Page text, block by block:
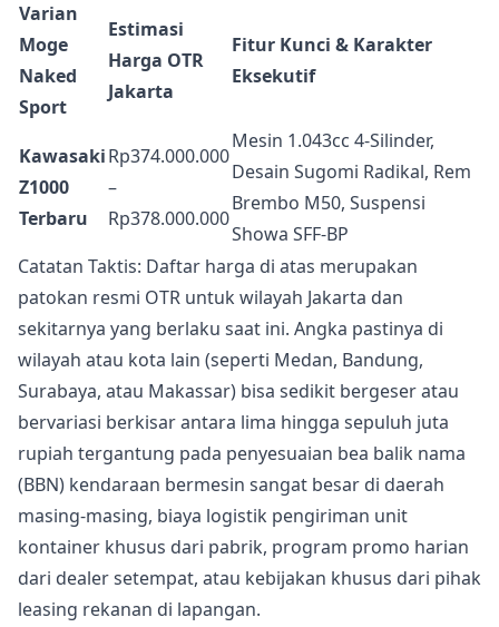
Varian
Moge
Naked
Sport
Estimasi
Harga OTR
Jakarta
Fitur Kunci & Karakter
Eksekutif
Kawasaki
Z1000
Terbaru
Rp374.000.000
–
Rp378.000.000
Mesin 1.043cc 4-Silinder,
Desain Sugomi Radikal, Rem
Brembo M50, Suspensi
Showa SFF-BP
Catatan Taktis: Daftar harga di atas merupakan
patokan resmi OTR untuk wilayah Jakarta dan
sekitarnya yang berlaku saat ini. Angka pastinya di
wilayah atau kota lain (seperti Medan, Bandung,
Surabaya, atau Makassar) bisa sedikit bergeser atau
bervariasi berkisar antara lima hingga sepuluh juta
rupiah tergantung pada penyesuaian bea balik nama
(BBN) kendaraan bermesin sangat besar di daerah
masing-masing, biaya logistik pengiriman unit
kontainer khusus dari pabrik, program promo harian
dari dealer setempat, atau kebijakan khusus dari pihak
leasing rekanan di lapangan.